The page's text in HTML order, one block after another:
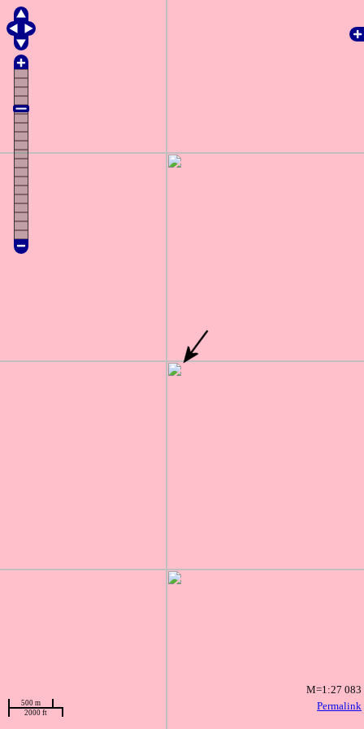
Permalink
500 m
2000 ft
M=1:27 083